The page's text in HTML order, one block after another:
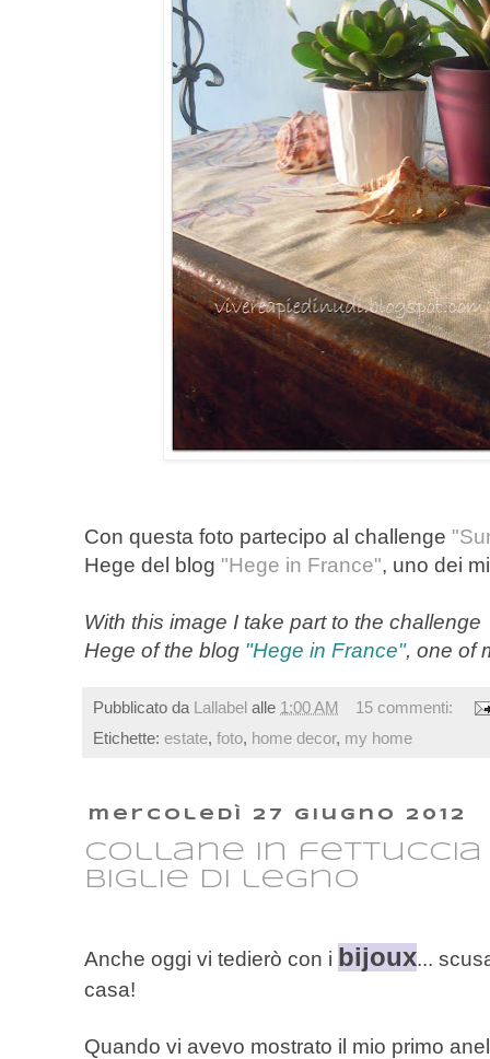
Con questa foto partecipo al challenge
Hege del blog "Hege in France", uno dei
With this image I take part to the
Hege of the blog "Hege in France", one of
Pubblicato da Lallabel alle 1:00 AM
15 commenti:
Etichette: estate, foto, home decor, my home
mercoledì 27 giugno 2012
Collane in fettuccia
biglie di legno
Anche oggi vi tedierò con i bijoux...
casa!
Quando vi avevo mostrato il mio primo